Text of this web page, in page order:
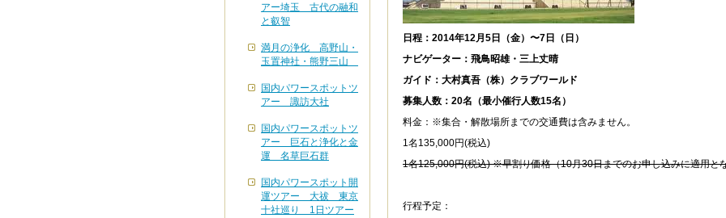
日程：2014年12月5日（金）〜7日（日）
ナビゲーター：飛鳥昭雄・三上丈晴
ガイド：大村真吾（株）クラブワールド
募集人数：20名（最小催行人数15名）
料金：※集合・解散場所までの交通費は含みません。
1名 135,000円(税込)
1名125,000円(税込)※早割り価格（10月30日までのお申し込みに適用と
行程予定：
アー埼玉 古代の融和
と叡智
満月の浄化 高野山・
玉置神社・熊野三山
国内パワースポットツ
アー 諏訪大社
国内パワースポットツ
アー 巨石と浄化と金
運 名草巨石群
国内パワースポット開
運ツアー 大祓 東京
十社巡り 1日ツアー